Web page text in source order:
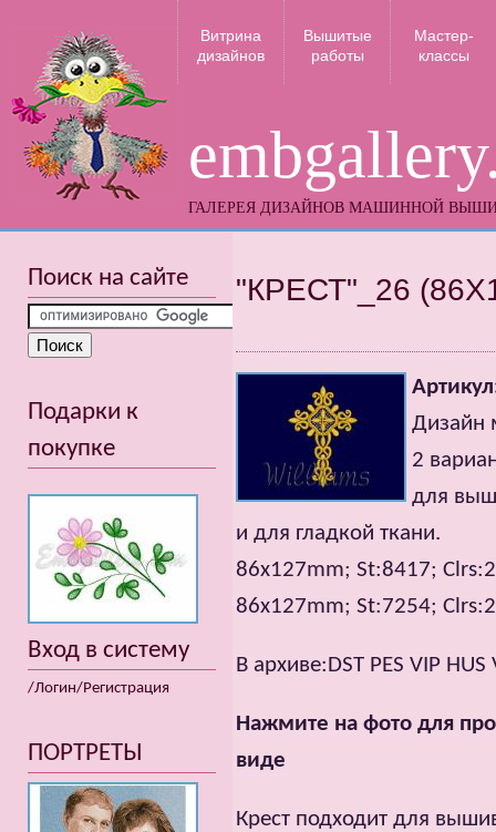
ГАЛЕРЕЯ ДИЗАЙНОВ МАШИННОЙ
Витрина
дизайнов
Вышитые
работы
Мастер-
классы
"КРЕСТ"_26
Дизайн
2
для
и для гладкой ткани.
86x127mm; St:8417;
86x127mm; St:7254;
В архиве:DST PES VIP HUS
Нажмите на фото для
виде
Крест подходит для
Поиск на сайте
Подарки к
покупке
Вход в систему
/Логин/Регистрация
ПОРТРЕТЫ